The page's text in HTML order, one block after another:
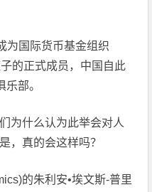
为国际货币基金组织
的正式成员，中国自此
乐部。
为什么认为此举会对人
，真的会这样吗？
的朱利安•埃文斯-普里